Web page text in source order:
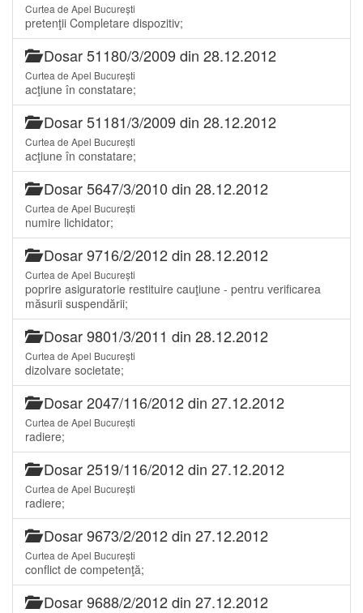
Curtea de Apel București
pretenţii Completare dispozitiv;
Dosar 51180/3/2009 din 28.12.2012
Curtea de Apel București
acţiune în constatare;
Dosar 51181/3/2009 din 28.12.2012
Curtea de Apel București
acţiune în constatare;
Dosar 5647/3/2010 din 28.12.2012
Curtea de Apel București
numire lichidator;
Dosar 9716/2/2012 din 28.12.2012
Curtea de Apel București
poprire asiguratorie restituire cauţiune - pentru verificarea
măsurii suspendării;
Dosar 9801/3/2011 din 28.12.2012
Curtea de Apel București
dizolvare societate;
Dosar 2047/116/2012 din 27.12.2012
Curtea de Apel București
radiere;
Dosar 2519/116/2012 din 27.12.2012
Curtea de Apel București
radiere;
Dosar 9673/2/2012 din 27.12.2012
Curtea de Apel București
conflict de competenţă;
Dosar 9688/2/2012 din 27.12.2012